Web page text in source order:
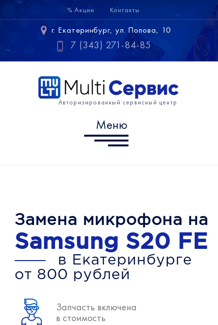
Меню
Samsung
Xiaomi
% Акции Контакты
г. Екатеринбург, ул. Попова, 10
7 (343) 271-84-85
Авторизированный сервисный центр
Меню
Замена микрофона на
Samsung S20 FE
в Екатеринбурге
от 800 рублей
Запчасть включена
в стоимость